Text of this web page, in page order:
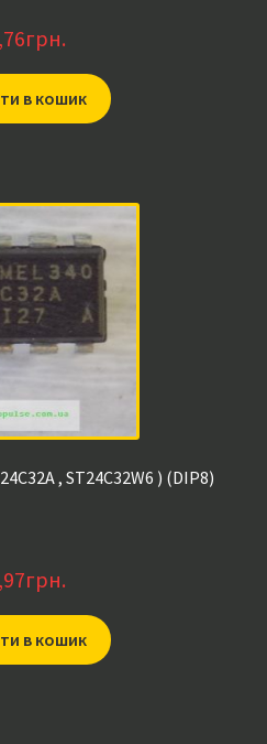
грн.
в кошик
, ST24C32W6 ) (DIP8)
грн.
в кошик